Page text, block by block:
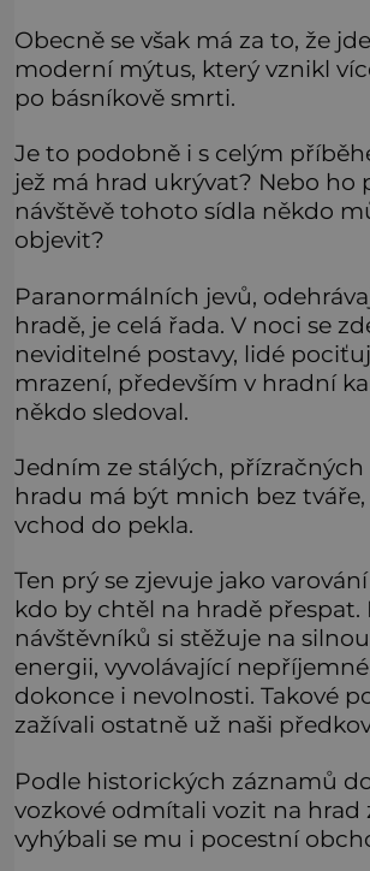
Obecně se však má za to, že
moderní mýtus, který vznikl
po básníkově smrti.
Je to podobně i s celým
jež má hrad ukrývat? Nebo ho
návštěvě tohoto sídla někdo
objevit?
Paranormálních jevů,
hradě, je celá řada. V noci se
neviditelné postavy, lidé
mrazení, především v hradní
někdo sledoval.
Jedním ze stálých, přízračných
hradu má být mnich bez
vchod do pekla.
Ten prý se zjevuje jako
kdo by chtěl na hradě přespat.
návštěvníků si stěžuje na
energii, vyvolávající
dokonce i nevolnosti. Takové
zažívali ostatně už naši
Podle historických záznamů
vozkové odmítali vozit na hrad
vyhýbali se mu i pocestní